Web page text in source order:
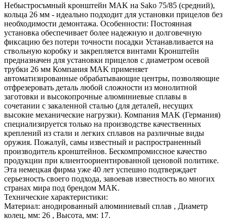
Небыстросъмный кронштейн MAK на Sako 75/85 (средний),
кольца 26 мм - идеально подходит для установки прицелов без
необходимости демонтажа. Особенности: Постоянная
установка обеспечивает более надежную и долговечную
фиксацию без потери точности посадки Устанавливается на
ствольную коробку и закрепляется винтами Кронштейн
предназначен для установки прицелов с диаметром осевой
трубки 26 мм Компания MAK применяет
автоматизированные обрабатывающие центры, позволяющие
отфрезеровать деталь любой сложности из монолитной
заготовки и высокопрочные алюминиевые сплавы в
сочетании с закаленной сталью (для деталей, несущих
высокие механические нагрузки). Компания MAK (Германия)
специализируется только на производстве качественных
креплений из стали и легких сплавов на различные виды
оружия. Пожалуй, самы известный и распространенный
производитель кронштейнов. Бескомпромиссное качество
продукции при клиентоориентированной ценовой политике.
Эта немецкая фирма уже 40 лет успешно подтверждает
серьезность своего подхода, завоевав известность во многих
странах мира под брендом MAK.
Технические характеристики:
Материал: анодированный алюминиевый сплав , Диаметр
колец, мм: 26 , Высота, мм: 17.